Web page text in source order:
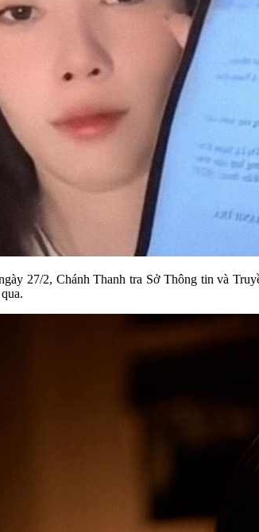
27/2, Chánh Thanh tra Sở Thông tin và